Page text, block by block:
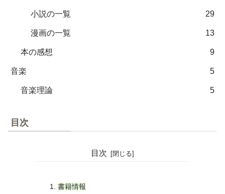
小説の一覧 29
漫画の一覧 13
本の感想 9
音楽 5
音楽理論 5
目次
目次
書籍情報